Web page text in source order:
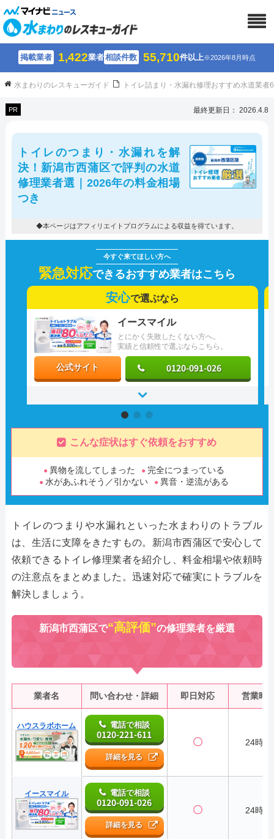
掲載業者 1,422業者相談件数 55,710件以上※2026年8月時点
水まわりのレスキューガイド トイレ詰まり・水漏れ修理おすすめ水道業
PR 最終更新日： 2026.4.8
トイレのつまり・水漏れを解
決！新潟市西蒲区で評判の水道
修理業者選｜2026年の料金相場
つき
◆本ページはアフィリエイトプログラムによる収益を得ています。
緊急対応できるおすすめ業者はこちら
安心で選ぶなら
とにかく失敗したくない方へ。
実績と信頼性で選ぶならこちら。
イースマイル
公式サイト 0120-091-026
こんな症状はすぐ依頼をおすすめ
異物を流してしまった
完全につまっている
水があふれそう／引かない
異音・逆流がある
トイレのつまりや水漏れといった水まわりのトラブル
は、生活に支障をきたすもの。新潟市西蒲区で安心して
依頼できるトイレ修理業者を紹介し、料金相場や依頼時
の注意点をまとめました。迅速対応で確実にトラブルを
解決しましょう。
新潟市西蒲区で“高評価”の修理業者を厳選
業者名 問い合わせ・詳細 即日対応 営業時
ハウスラボホーム 電話で相談
0120-221-611
詳細を見る
〇 24時間
イースマイル 電話で相談
0120-091-026
詳細を見る
〇 24時間